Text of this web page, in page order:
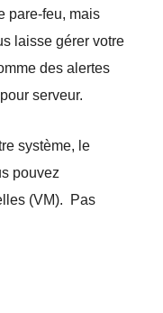
pare-feu, mais
laisse gérer votre
des alertes
serveur.
système, le
pouvez
(VM). Pas